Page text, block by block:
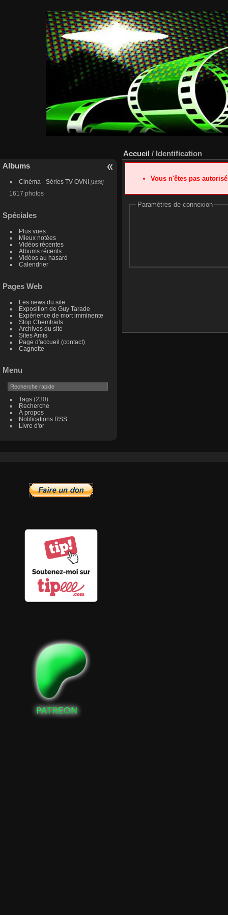
Albums
Cinéma - Séries TV OVNI [1656]
1617 photos
Spéciales
Plus vues
Mieux notées
Vidéos récentes
Albums récents
Vidéos au hasard
Calendrier
Pages Web
Les news du site
Exposition de Guy Tarade
Expérience de mort imminente
Stop Chemtrails
Archives du site
Sites Amis
Page d'accueil (contact)
Cagnotte
Menu
Tags(230)
Recherche
À propos
Notifications RSS
Livre d'or
Accueil / Identification
Vous n'êtes pas
Paramètres de connexion